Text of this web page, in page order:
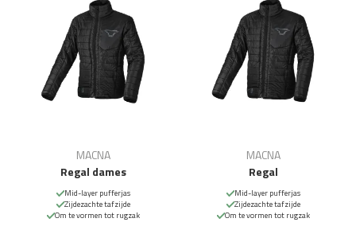
MACNA
Regal dames
Mid-layer pufferjas
Zijdezachte tafzijde
Om te vormen tot rugzak
MACNA
Regal
Mid-layer pufferjas
Zijdezachte tafzijde
Om te vormen tot rugzak